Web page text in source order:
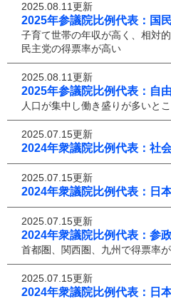
2025.08.11更新
2025年参議院比例代表：国
子育て世帯の年収が高く、相対
民主党の得票率が高い
2025.08.11更新
2025年参議院比例代表：自
人口が集中し働き盛りが多いと
2025.07.15更新
2024年衆議院比例代表：社
2025.07.15更新
2024年衆議院比例代表：日
2025.07.15更新
2024年衆議院比例代表：参
首都圏、関西圏、九州で得票率
2025.07.15更新
2024年衆議院比例代表：日